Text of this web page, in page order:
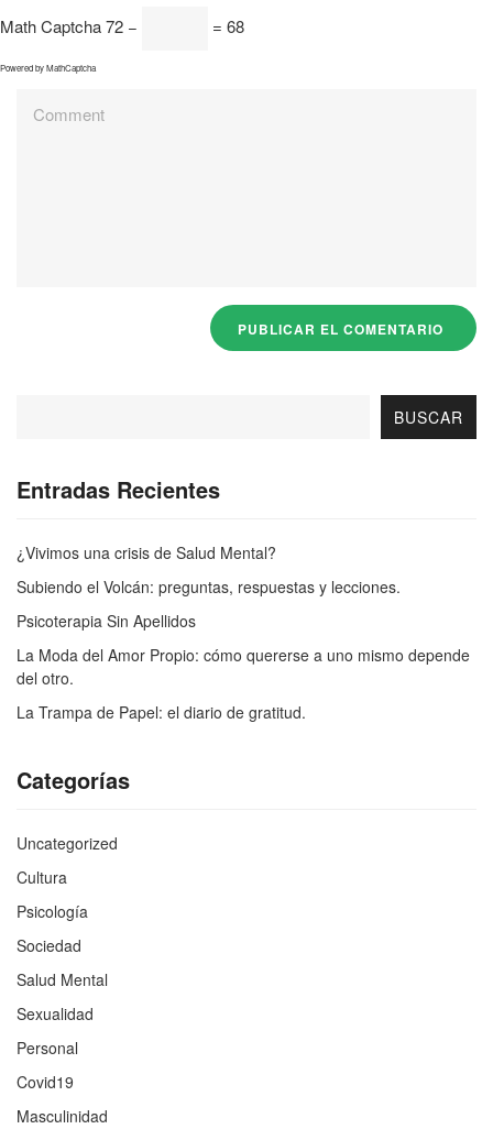
Math Captcha72 − = 68
Powered byMathCaptcha
BUSCAR
Entradas Recientes
¿Vivimos una crisis de Salud Mental?
Subiendo el Volcán: preguntas, respuestas y lecciones.
Psicoterapia Sin Apellidos
La Moda del Amor Propio: cómo quererse a uno mismo depende
del otro.
La Trampa de Papel: el diario de gratitud.
Categorías
Uncategorized
Cultura
Psicología
Sociedad
Salud Mental
Sexualidad
Personal
Covid19
Masculinidad